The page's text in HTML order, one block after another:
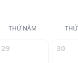
THỨ NĂM
29 30